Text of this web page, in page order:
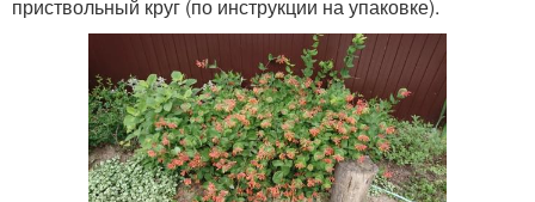
приствольный круг (по инструкции на упаковке).